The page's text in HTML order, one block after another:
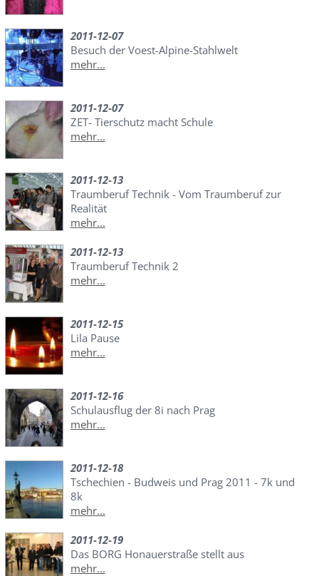
2011-12-07
Besuch der Voest-Alpine-Stahlwelt
mehr...
2011-12-07
ZET- Tierschutz macht Schule
mehr...
2011-12-13
Traumberuf Technik - Vom Traumberuf zur
Realität
mehr...
2011-12-13
Traumberuf Technik 2
mehr...
2011-12-15
Lila Pause
mehr...
2011-12-16
Schulausflug der 8i nach Prag
mehr...
2011-12-18
Tschechien - Budweis und Prag 2011 - 7k und
8k
mehr...
2011-12-19
Das BORG Honauerstraße stellt aus
mehr...